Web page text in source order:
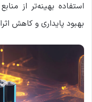
استفاده بهینه‌تر از
بهبود پایداری و کاهش